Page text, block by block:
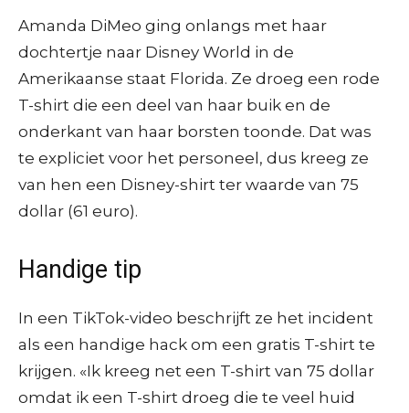
Amanda DiMeo ging onlangs met haar
dochtertje naar Disney World in de
Amerikaanse staat Florida. Ze droeg een rode
T-shirt die een deel van haar buik en de
onderkant van haar borsten toonde. Dat was
te expliciet voor het personeel, dus kreeg ze
van hen een Disney-shirt ter waarde van 75
dollar (61 euro).
Handige tip
In een TikTok-video beschrijft ze het incident
als een handige hack om een gratis T-shirt te
krijgen. «Ik kreeg net een T-shirt van 75 dollar
omdat ik een T-shirt droeg die te veel huid